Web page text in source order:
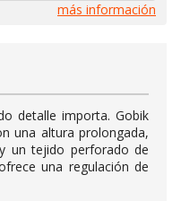
más información
detalle importa. Gobik
una altura prolongada,
un tejido perforado de
una regulación de